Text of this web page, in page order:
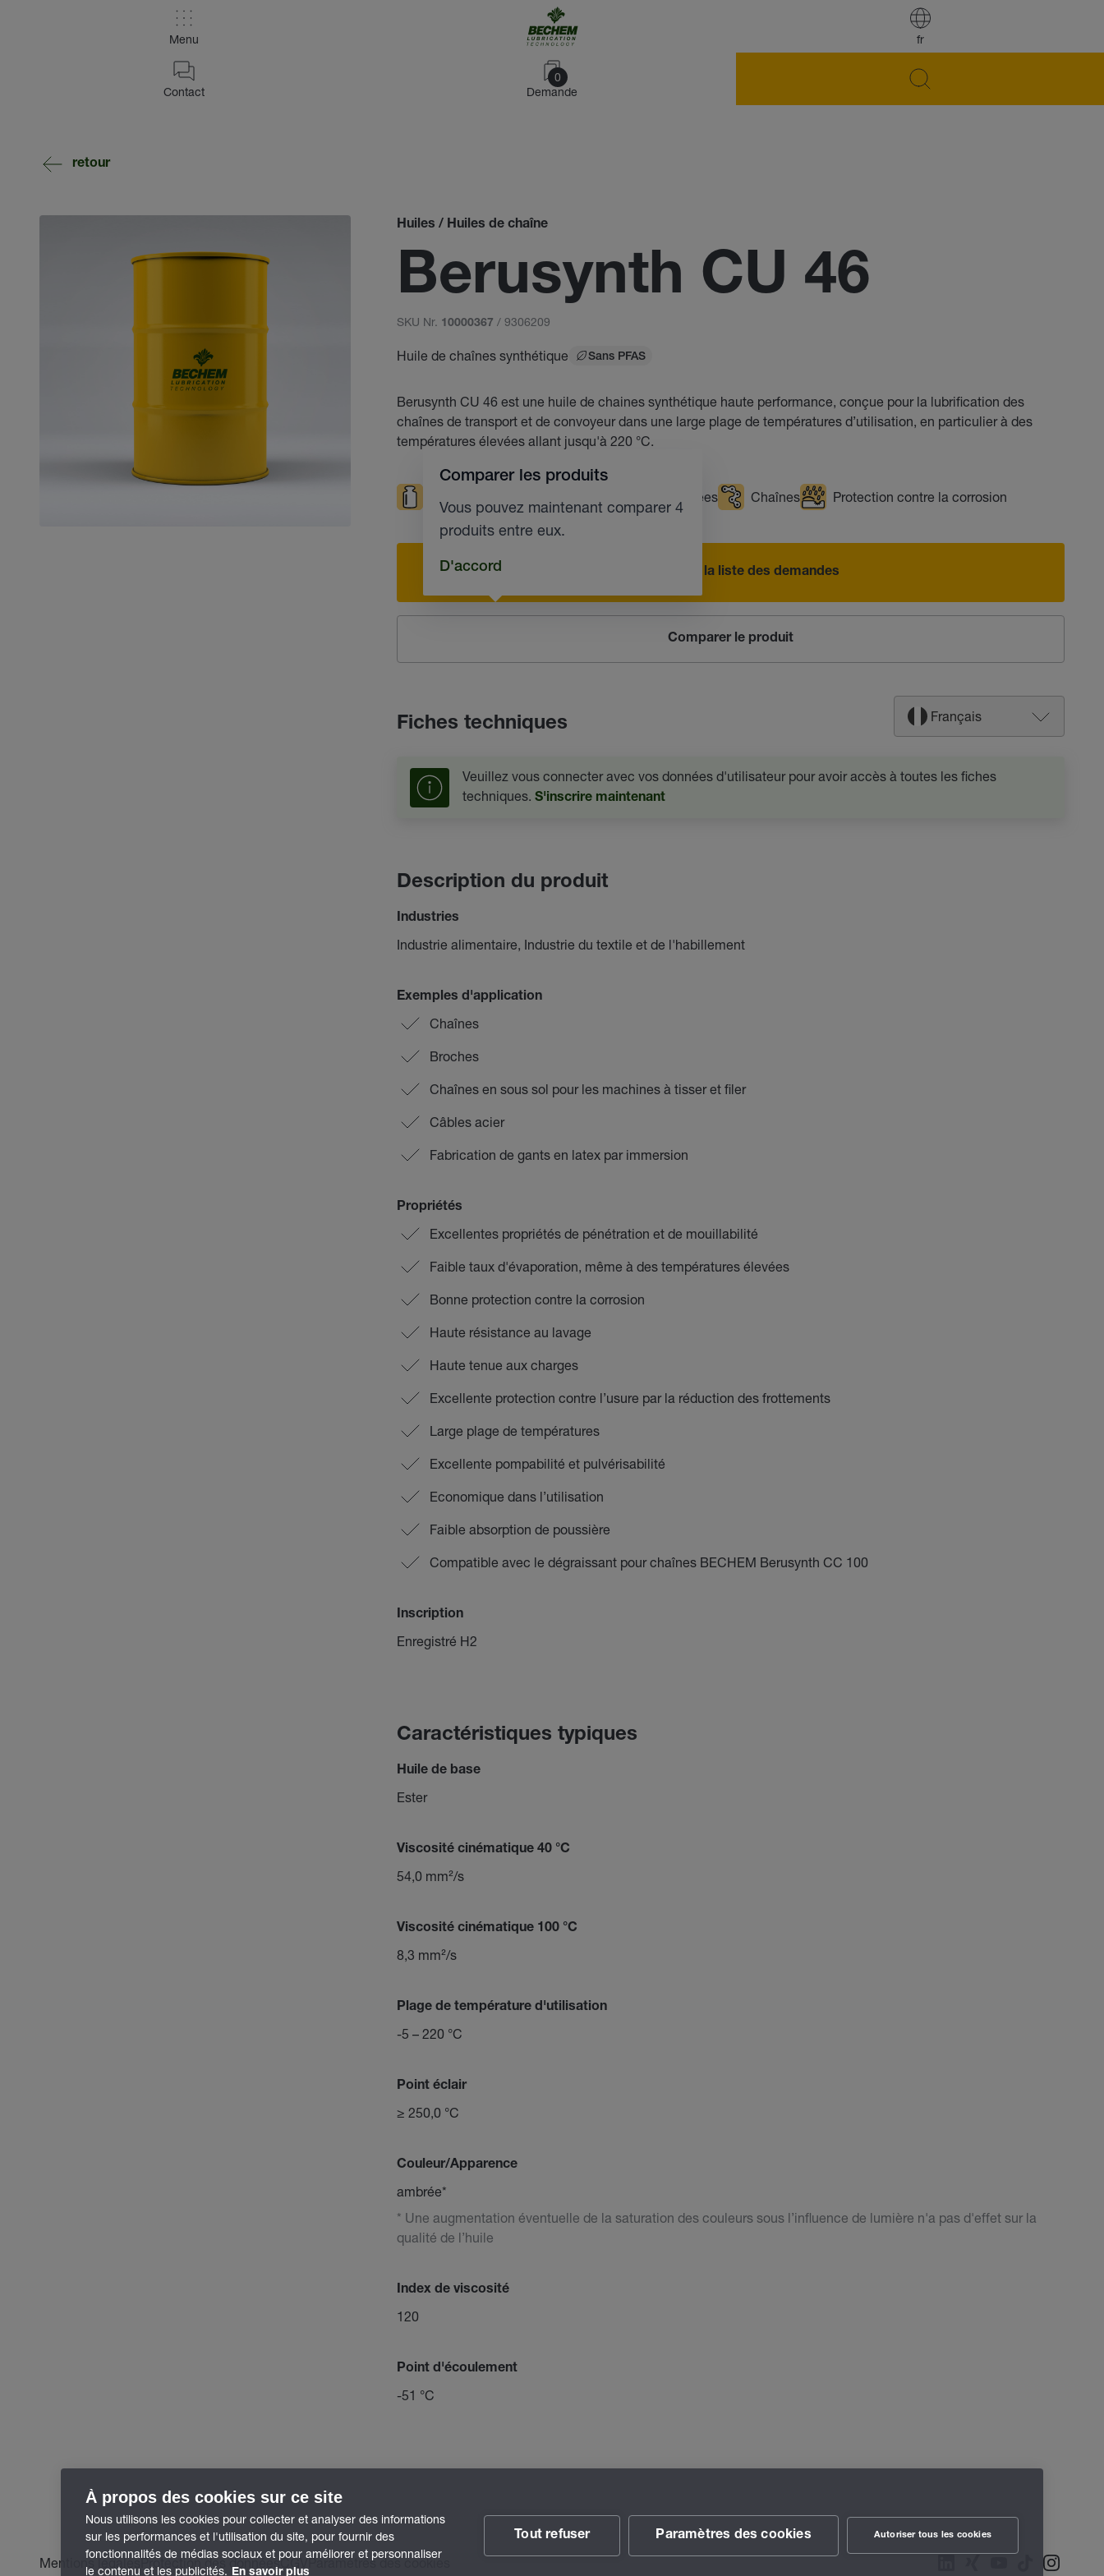
fr
Menu
0
Demande
Contact
retour
Huiles / Huiles de chaîne
Berusynth CU 46
SKU Nr. 10000367 / 9306209
Huile de chaînes synthétique Sans PFAS
Berusynth CU 46 est une huile de chaines synthétique haute performance, conçue pour la lubrification des
chaînes de transport et de convoyeur dans une large plage de températures d’utilisation, en particulier à des
températures élevées allant jusqu'à 220 °C.
Températures élevées Chaînes Protection contre la corrosion
Ajouter à la liste des demandes
Comparer le produit
Comparer les produits
Vous pouvez maintenant comparer 4
produits entre eux.
D'accord
Fiches techniques Français
Veuillez vous connecter avec vos données d'utilisateur pour avoir accès à toutes les fiches
techniques. S'inscrire maintenant
Description du produit
Industries
Industrie alimentaire, Industrie du textile et de l'habillement
Exemples d'application
Chaînes
Broches
Chaînes en sous sol pour les machines à tisser et filer
Câbles acier
Fabrication de gants en latex par immersion
Propriétés
Excellentes propriétés de pénétration et de mouillabilité
Faible taux d'évaporation, même à des températures élevées
Bonne protection contre la corrosion
Haute résistance au lavage
Haute tenue aux charges
Excellente protection contre l’usure par la réduction des frottements
Large plage de températures
Excellente pompabilité et pulvérisabilité
Economique dans l’utilisation
Faible absorption de poussière
Compatible avec le dégraissant pour chaînes BECHEM Berusynth CC 100
Inscription
Enregistré H2
Caractéristiques typiques
Huile de base
Ester
Viscosité cinématique 40 °C
54,0 mm²/s
Viscosité cinématique 100 °C
8,3 mm²/s
Plage de température d'utilisation
-5 – 220 °C
Point éclair
≥ 250,0 °C
Couleur/Apparence
ambrée*
* Une augmentation éventuelle de la saturation des couleurs sous l’influence de lumière n'a pas d'effet sur la
qualité de l’huile
Index de viscosité
120
Point d'écoulement
-51 °C
Mentions légalesProtection des donnéesCGVParamètres des cookies
À propos des cookies sur ce site
Nous utilisons les cookies pour collecter et analyser des informations
sur les performances et l'utilisation du site, pour fournir des
fonctionnalités de médias sociaux et pour améliorer et personnaliser
le contenu et les publicités. En savoir plus
Tout refuser Paramètres des cookies Autoriser tous les cookies